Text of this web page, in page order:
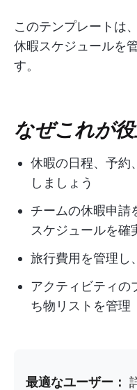
このテンプレートは
休暇スケジュールを
す。
なぜこれが
休暇の日程、予約、
しましょう
チームの休暇申請
スケジュールを確
旅行費用を管理し
アクティビティの
ち物リストを管理
最適なユーザー：